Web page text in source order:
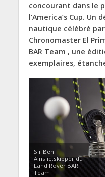
concourant dans le
l’America’s Cup. Un
nautique célébré
Chronomaster El
BAR Team , une
exemplaires,
Sir Ben
Ainslie,skipper du
Land Rover BAR
Team